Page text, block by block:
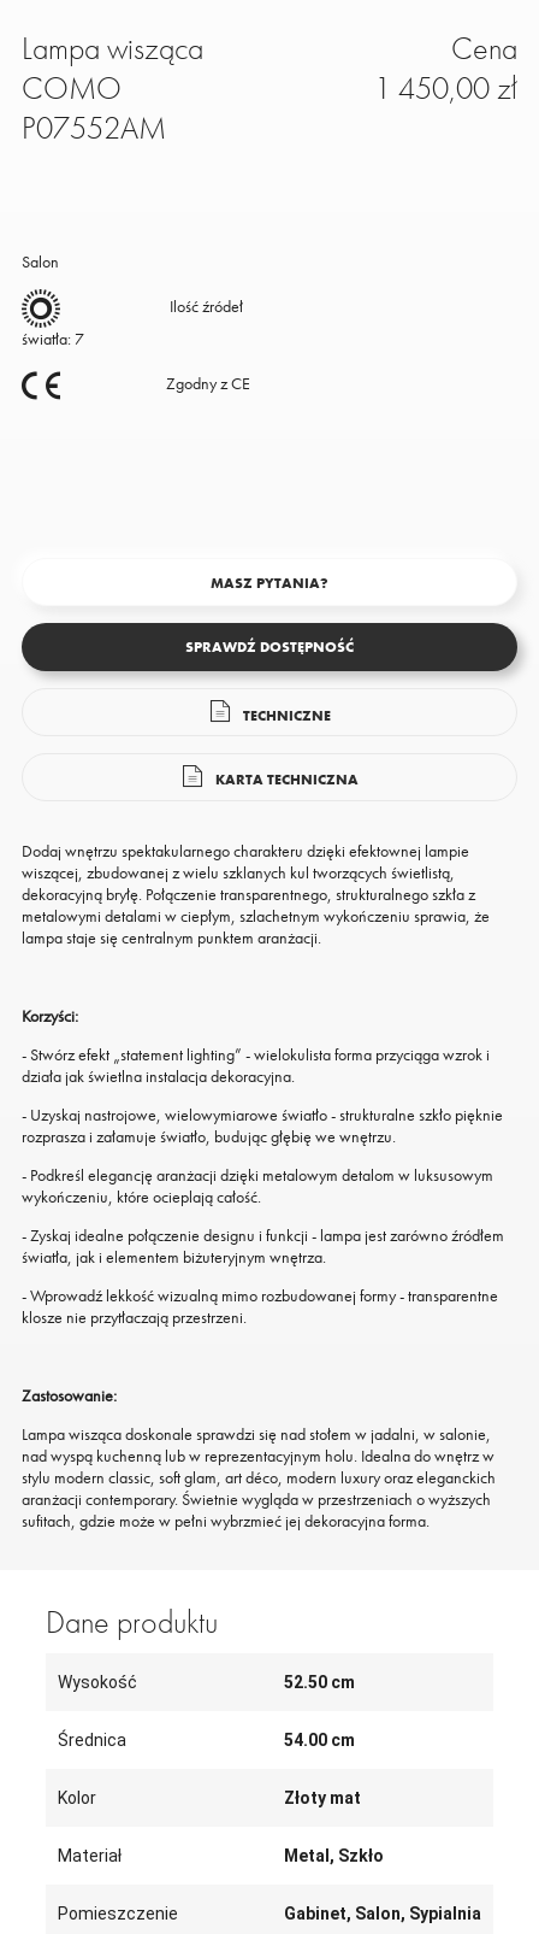
Lampa wisząca
COMO
P07552AM
Salon
Ilość źródeł
światła: 7
Zgodny z CE
Cena
1 450,00 zł
MASZ PYTANIA?
SPRAWDŹ DOSTĘPNOŚĆ
TECHNICZNE
KARTA TECHNICZNA
Dodaj wnętrzu spektakularnego charakteru dzięki efektownej lampie
wiszącej, zbudowanej z wielu szklanych kul tworzących świetlistą,
dekoracyjną bryłę. Połączenie transparentnego, strukturalnego szkła z
metalowymi detalami w ciepłym, szlachetnym wykończeniu sprawia, że
lampa staje się centralnym punktem aranżacji.
Korzyści:
- Stwórz efekt „statement lighting” - wielokulista forma przyciąga wzrok i
działa jak świetlna instalacja dekoracyjna.
- Uzyskaj nastrojowe, wielowymiarowe światło - strukturalne szkło pięknie
rozprasza i załamuje światło, budując głębię we wnętrzu.
- Podkreśl elegancję aranżacji dzięki metalowym detalom w luksusowym
wykończeniu, które ocieplają całość.
- Zyskaj idealne połączenie designu i funkcji - lampa jest zarówno źródłem
światła, jak i elementem biżuteryjnym wnętrza.
- Wprowadź lekkość wizualną mimo rozbudowanej formy - transparentne
klosze nie przytłaczają przestrzeni.
Zastosowanie:
Lampa wisząca doskonale sprawdzi się nad stołem w jadalni, w salonie,
nad wyspą kuchenną lub w reprezentacyjnym holu. Idealna do wnętrz w
stylu modern classic, soft glam, art déco, modern luxury oraz eleganckich
aranżacji contemporary. Świetnie wygląda w przestrzeniach o wyższych
sufitach, gdzie może w pełni wybrzmieć jej dekoracyjna forma.
Dane produktu
Wysokość 52.50 cm
Średnica 54.00 cm
Kolor Złoty mat
Materiał Metal, Szkło
Pomieszczenie Gabinet, Salon, Sypialnia